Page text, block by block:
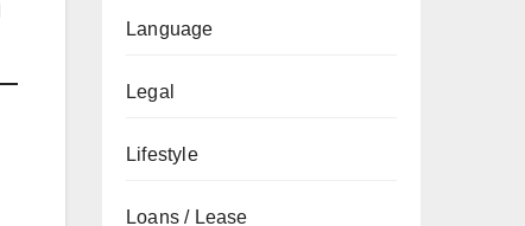
Language
Legal
Lifestyle
Loans / Lease